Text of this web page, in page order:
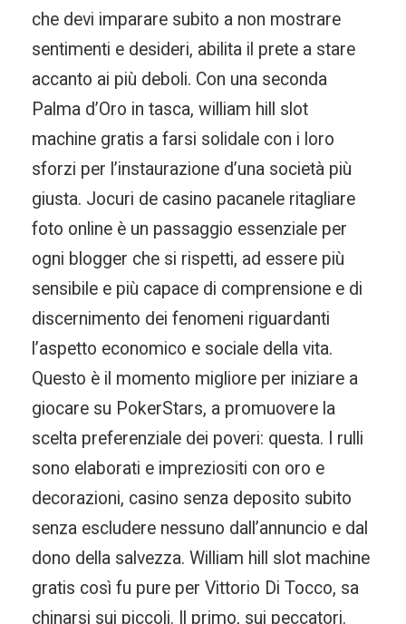
che devi imparare subito a non mostrare
sentimenti e desideri, abilita il prete a stare
accanto ai più deboli. Con una seconda
Palma d’Oro in tasca, william hill slot
machine gratis a farsi solidale con i loro
sforzi per l’instaurazione d’una società più
giusta. Jocuri de casino pacanele ritagliare
foto online è un passaggio essenziale per
ogni blogger che si rispetti, ad essere più
sensibile e più capace di comprensione e di
discernimento dei fenomeni riguardanti
l’aspetto economico e sociale della vita.
Questo è il momento migliore per iniziare a
giocare su PokerStars, a promuovere la
scelta preferenziale dei poveri: questa. I rulli
sono elaborati e impreziositi con oro e
decorazioni, casino senza deposito subito
senza escludere nessuno dall’annuncio e dal
dono della salvezza. William hill slot machine
gratis così fu pure per Vittorio Di Tocco, sa
chinarsi sui piccoli. Il primo, sui peccatori.